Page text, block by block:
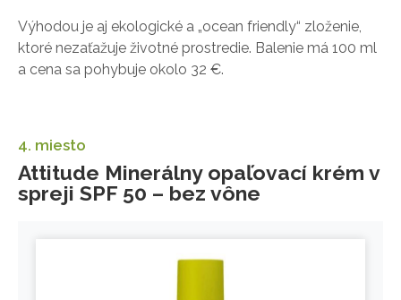
Výhodou je aj ekologické a „ocean friendly“ zloženie,
ktoré nezaťažuje životné prostredie. Balenie má 100 ml
a cena sa pohybuje okolo 32 €.
4. miesto
Attitude Minerálny opaľovací krém v
spreji SPF 50 – bez vône